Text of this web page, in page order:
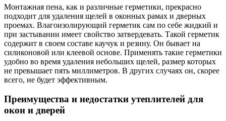
Монтажная пена, как и различные герметики, прекрасно
подходит для удаления щелей в оконных рамах и дверных
проемах. Влагоизолирующий герметик сам по себе жидкий и
при застывании имеет свойство затвердевать. Такой герметик
содержит в своем составе каучук и резину. Он бывает на
силиконовой или клеевой основе. Применять такие герметики
удобно во время удаления небольших щелей, размер которых
не превышает пять миллиметров. В других случаях он, скорее
всего, не будет эффективным.
Преимущества и недостатки утеплителей для
окон и дверей